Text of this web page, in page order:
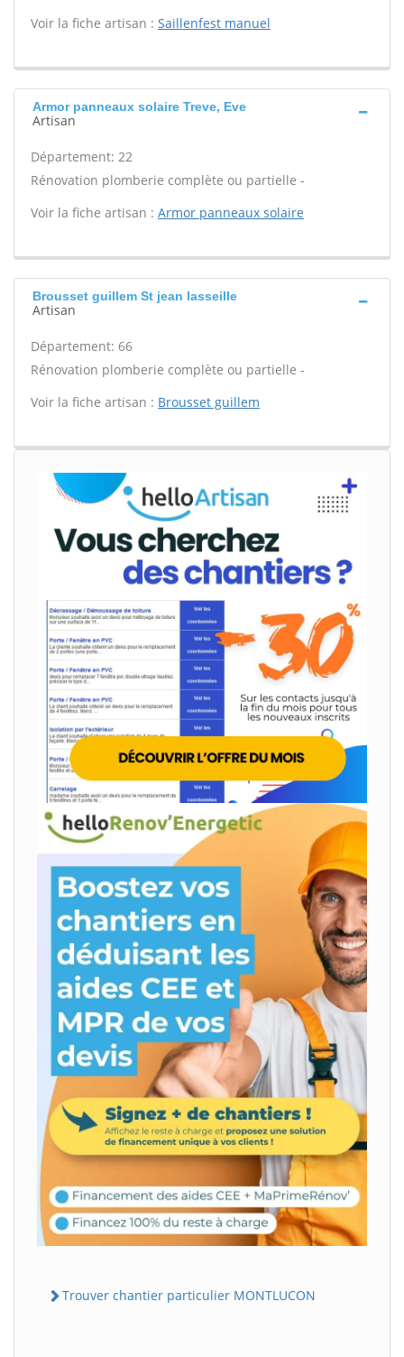
Voir la fiche artisan : Saillenfest manuel
Armor panneaux solaire Treve, Eve
Artisan
Département: 22
Rénovation plomberie complète ou partielle -
Voir la fiche artisan : Armor panneaux solaire
Brousset guillem St jean lasseille
Artisan
Département: 66
Rénovation plomberie complète ou partielle -
Voir la fiche artisan : Brousset guillem
Trouver chantier particulier MONTLUCON